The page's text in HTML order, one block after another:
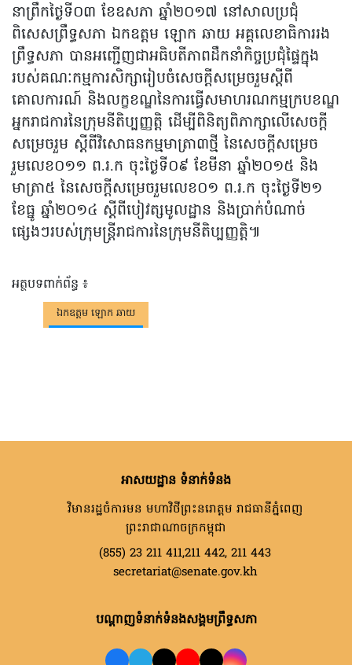
នាព្រឹកថ្ងៃទី០៣ ខែឧសភា ឆ្នាំ២០១៧ នៅសាលប្រជុំ
ពិសេសព្រឹទ្ធសភា ឯកឧត្តម ឡោក ឆាយ អគ្គលេខាធិការរង
ព្រឹទ្ធសភា បានអញ្ជើញជាអធិបតីភាពដឹកនាំកិច្ចប្រជុំផ្ទៃក្នុង
របស់គណៈកម្មការសិក្សារៀបចំសេចក្តីសម្រេចរួមស្តីពី
គោលការណ៍ និងលក្ខខណ្ឌនៃការធ្វើសមាហរណកម្មក្របខណ្ឌ
អ្នករាជការនៃក្រុមនីតិប្បញ្ញត្តិ ដើម្បីពិនិត្យពិភាក្សាលើសេចក្តី
សម្រេចរួម ស្តីពីវិសោធនកម្មមាត្រា៣ថ្មី នៃសេចក្តីសម្រេច
រួមលេខ០១១ ព.រ.ក ចុះថ្ងៃទី០៩ ខែមីនា ឆ្នាំ២០១៥ និង
មាត្រា៥ នៃសេចក្តីសម្រេចរួមលេខ០១ ព.រ.ក ចុះថ្ងៃទី២១
ខែធ្នូ ឆ្នាំ២០១៤ ស្តីពីបៀវត្សមូលដ្ឋាន និងប្រាក់បំណាច់
ផ្សេងៗរបស់ក្រុមន្ត្រីរាជការនៃក្រុមនីតិប្បញ្ញត្តិ៕
អត្ថបទពាក់ព័ន្ធ ៖
ឯកឧត្តម ឡោក ឆាយ
អាសយដ្ឋាន ទំនាក់ទំនង
វិមានរដ្ឋចំការមន មហាវិថីព្រះនរោត្តម រាជធានីភ្នំពេញ
ព្រះរាជាណាចក្រកម្ពុជា
(855) 23 211 411,211 442, 211 443
secretariat@senate.gov.kh
បណ្តាញទំនាក់ទំនងសង្គមព្រឹទ្ធសភា